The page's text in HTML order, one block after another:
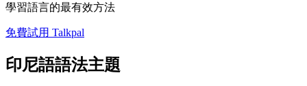
學習語言的最有效方法
免費試用 Talkpal
印尼語語法主題